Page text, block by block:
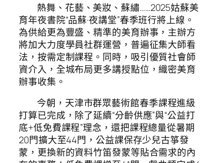
熱舞、花藝、美妝、蘇繡……2025姑蘇美
育年夜書院“品蘇·夜講堂”春季班行將上線。
為供給更為豐盛、精準的美育辦事，主辦方
將加大力度學員社群運營，普遍征集大師看
法，按需定制課程。同時，吸引優質社會師
資介入，全城布局更多講授點位，織密美育
辦事收集。
今朝，天津市群眾藝術館春季課程進級
打算已完成，除了延續“分齡供應”與“公益打
底+低免費課程”理念，還把課程總量從暑期
20門擴大至44門，公益課保存少兒古箏發
蒙，更換新的資料竹笛發蒙等貼合需求的內